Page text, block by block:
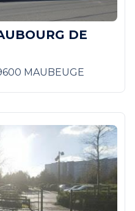
DE
MAUBEUGE